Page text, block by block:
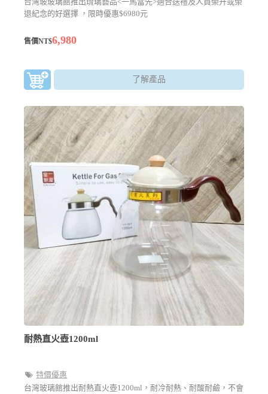
退紀念的好選擇 ，限時優惠$6980元
售價NT$6,980
了解產品
耐熱直火壺1200ml
特價優惠
台灣玻璃館推出耐熱直火壺1200ml，耐冷耐熱、耐酸耐鹼，不會